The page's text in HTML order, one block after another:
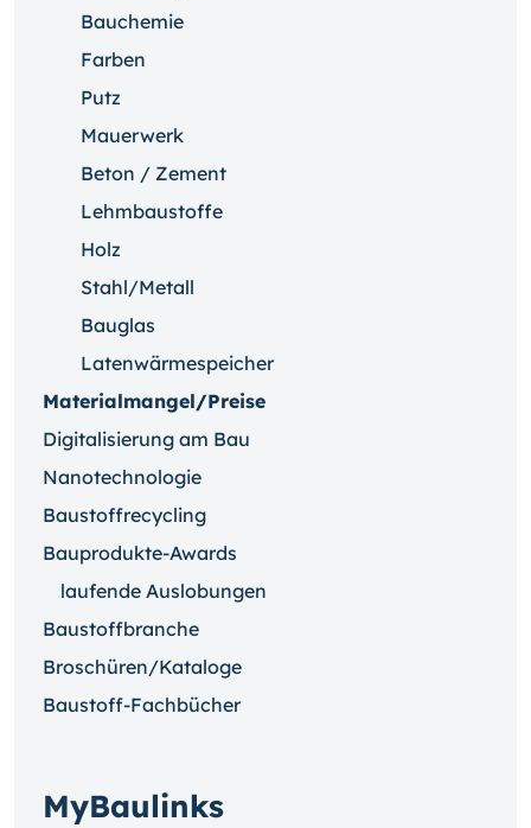
Bauchemie
Farben
Putz
Mauerwerk
Beton / Zement
Lehmbaustoffe
Holz
Stahl/Metall
Bauglas
Latenwärmespeicher
Materialmangel/Preise
Digitalisierung am Bau
Nanotechnologie
Baustoffrecycling
Bauprodukte-Awards
laufende Auslobungen
Baustoffbranche
Broschüren/Kataloge
Baustoff-Fachbücher
MyBaulinks